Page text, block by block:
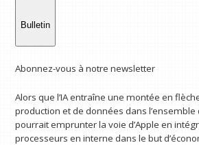
Bulletin
Abonnez-vous à notre newsletter
Alors que l’IA entraîne une montée en
production et de données dans
pourrait emprunter la voie d’Apple en
processeurs en interne dans le but